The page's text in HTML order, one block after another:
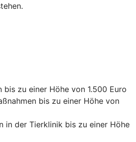
bis zu einer Höhe von 1.500 Euro
bis zu einer Höhe von
in der Tierklinik bis zu einer Höhe